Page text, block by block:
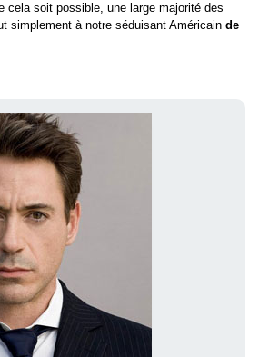
cela soit possible, une large majorité des
simplement à notre séduisant Américain de